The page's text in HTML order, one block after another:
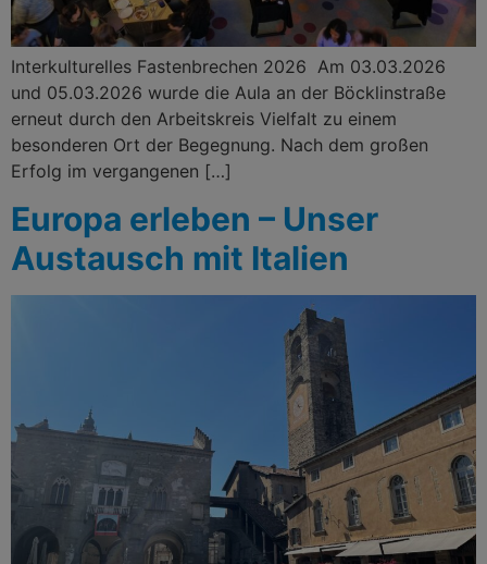
Interkulturelles Fastenbrechen 2026 Am 03.03.2026
und 05.03.2026 wurde die Aula an der Böcklinstraße
erneut durch den Arbeitskreis Vielfalt zu einem
besonderen Ort der Begegnung. Nach dem großen
Erfolg im vergangenen […]
Europa erleben – Unser
Austausch mit Italien